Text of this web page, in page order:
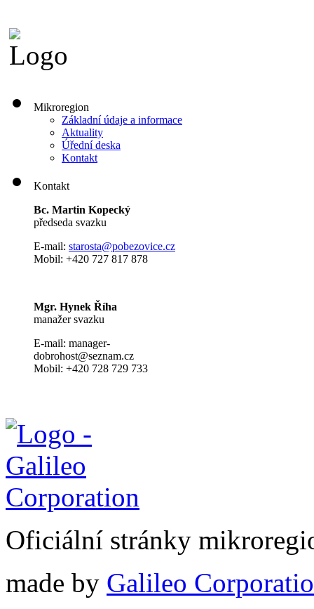
Mikroregion
Základní údaje a informace
Aktuality
Úřední deska
Kontakt
Kontakt
Bc. Martin Kopecký
předseda svazku
E-mail: starosta@pobezovice.cz
Mobil: +420 727 817 878
Mgr. Hynek Říha
manažer svazku
E-mail: manager-
dobrohost@seznam.cz
Mobil: +420 728 729 733
Oficiální stránky
made by Galileo